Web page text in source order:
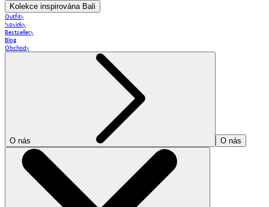
Kolekce inspirována Bali
Outfity
Novinky
Bestsellery
Blog
Obchody
O nás O nás